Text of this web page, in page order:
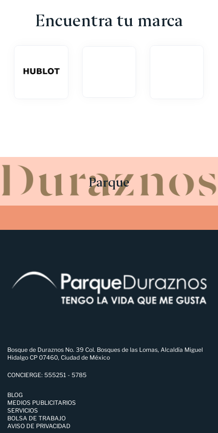
IZLAH
MADRE CAFÉ
OCCHIALI ÓPTICA
PÁJARO PIEDRA
PANDORA
SCAPPINO
STARBUCKS COFFEE
ZARA
Encuentra tu marca
Parque
Bosque de Duraznos No. 39 Col. Bosques de las Lomas, Alcaldía Miguel
Hidalgo CP 07460, Ciudad de México
CONCIERGE: 555251 - 5785
BLOG
MEDIOS PUBLICITARIOS
SERVICIOS
BOLSA DE TRABAJO
AVISO DE PRIVACIDAD